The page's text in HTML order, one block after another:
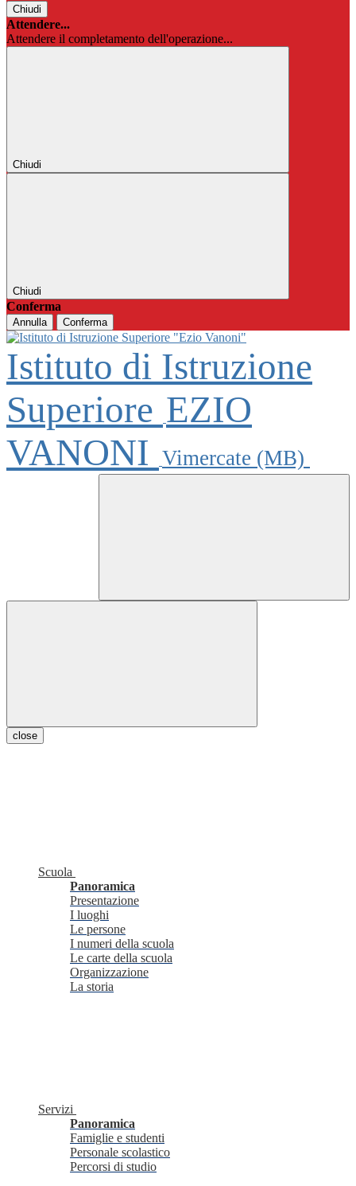
Chiudi
Attendere...
Attendere il completamento dell'operazione...
Chiudi
Chiudi
Conferma
Annulla Conferma
Istituto di Istruzione
Superiore EZIO
VANONI Vimercate (MB)
close
Scuola
Panoramica
Presentazione
I luoghi
Le persone
I numeri della scuola
Le carte della scuola
Organizzazione
La storia
Servizi
Panoramica
Famiglie e studenti
Personale scolastico
Percorsi di studio